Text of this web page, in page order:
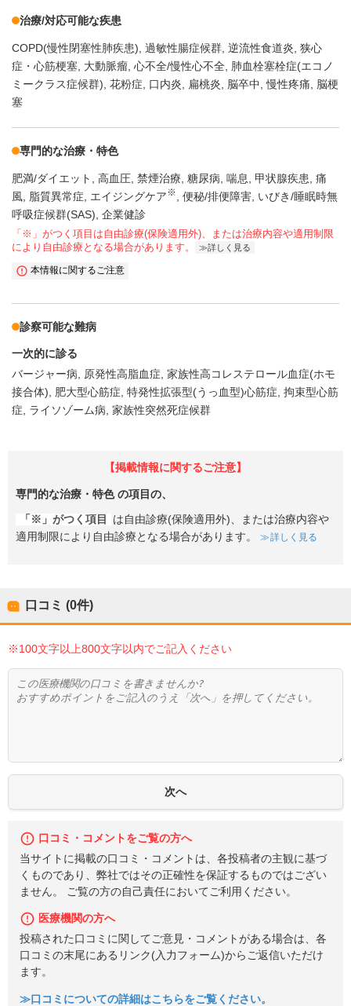
治療/対応可能な疾患
COPD(慢性閉塞性肺疾患) 過敏性腸症候群 逆流性食道炎 狭心
症・心筋梗塞 大動脈瘤 心不全/慢性心不全 肺血栓塞栓症(エコノ
ミークラス症候群) 花粉症 口内炎 扁桃炎 脳卒中 慢性疼痛
脳梗
塞
専門的な治療・特色
肥満/ダイエット 高血圧 禁煙治療 糖尿病 喘息 甲状腺疾患 痛
風 脂質異常症 エイジングケア※ 便秘/排便障害 いびき/睡眠時無
呼吸症候群(SAS) 企業健診
「※」がつく項目は自由診療(保険適用外)、または治療内容や適用制限
により自由診療となる場合があります。
詳しく見る
本情報に関するご注意
診察可能な難病
一次的に診る
バージャー病
原発性高脂血症 家族性高コレステロール血症(ホモ
接合体)
肥大型心筋症 特発性拡張型(うっ血型)心筋症 拘束型心筋
症
ライソゾーム病 家族性突然死症候群
【掲載情報に関するご注意】
専門的な治療・特色の項目の、
「※」がつく項目
は自由診療(保険適用外)、または治療内容や
適用制限により自由診療となる場合があります。
詳しく見る
口コミ (0件)
※100文字以上800文字以内でご記入ください
口コミ・コメントをご覧の方へ
当サイトに掲載の口コミ・コメントは、各投稿者の主観に基づ
くものであり、弊社ではその正確性を保証するものではござい
ません。 ご覧の方の自己責任においてご利用ください。
医療機関の方へ
投稿された口コミに関してご意見・コメントがある場合は、各
口コミの末尾にあるリンク(入力フォーム)からご返信いただけ
ます。
≫口コミについての詳細はこちらをご覧ください。